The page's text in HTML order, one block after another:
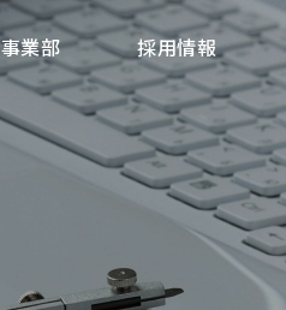
業部 採用情報